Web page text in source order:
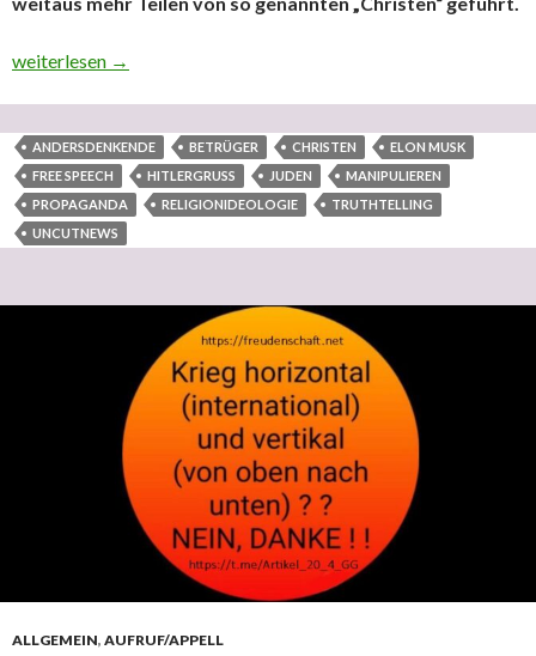
PROPAGANDA „uncutnews“ betreffend; LEUTE: ENDLICH
weiterlesen →
ANDERSDENKENDE BETRÜGER CHRISTEN
ELON MUSK
FREE SPEECH
HITLERGRUSS JUDEN
MANIPULIEREN
PROPAGANDA
RELIGIONIDEOLOGIE
TRUTHTELLING
UNCUTNEWS
ALLGEMEIN, AUFRUF/APPELL